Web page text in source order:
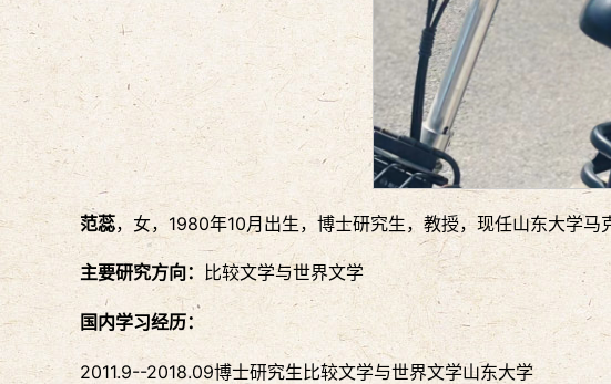
范蕊，女，1980年10月出生，博士研究生，教授，现任山东大学马
主要研究方向： 比较文学与世界文学
国内学习经历：
2011.9--2018.09博士研究生比较文学与世界文学山东大学